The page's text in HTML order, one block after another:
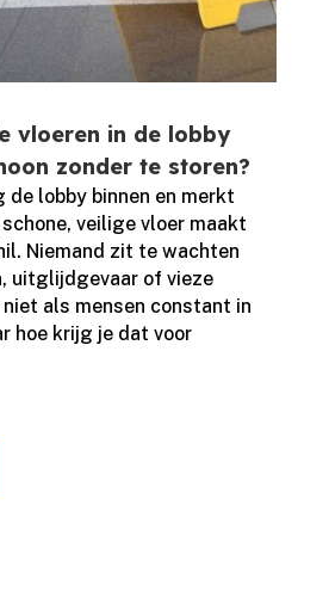
vloeren in de lobby
zonder te storen?
de lobby binnen en merkt
veilige vloer maakt
Niemand zit te wachten
uitglijdgevaar of vieze
als mensen constant in
hoe krijg je dat voor